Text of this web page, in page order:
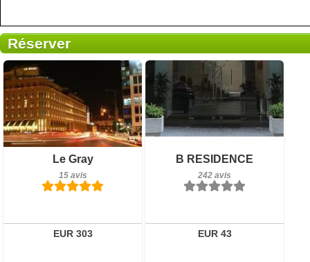
Réserver
Le Gray
15 avis
EUR 303
15 avis
Détails
Réserver
B RESIDENCE
242 avis
EUR 43
242 avis
Détails
Réserver